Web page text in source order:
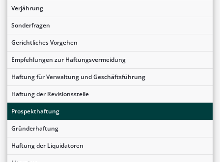
Verjährung
Sonderfragen
Gerichtliches Vorgehen
Empfehlungen zur Haftungsvermeidung
Haftung für Verwaltung und Geschäftsführung
Haftung der Revisionsstelle
Prospekthaftung
Gründerhaftung
Haftung der Liquidatoren